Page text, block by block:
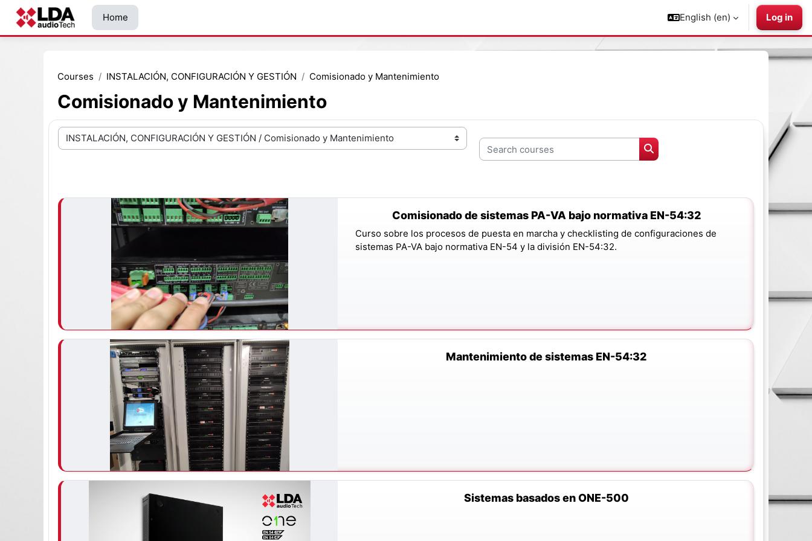
Skip to main content
Home
English ‎(en)‎ Log in
Courses INSTALACIÓN, CONFIGURACIÓN Y GESTIÓN Comisionado y Mantenimiento
Comisionado y Mantenimiento
Course categories
Search courses
Search courses
Comisionado de sistemas PA-VA bajo normativa EN-54:32
Curso sobre los procesos de puesta en marcha y checklisting de configuraciones de
sistemas PA-VA bajo normativa EN-54 y la división EN-54:32.
Mantenimiento de sistemas EN-54:32
Sistemas basados en ONE-500